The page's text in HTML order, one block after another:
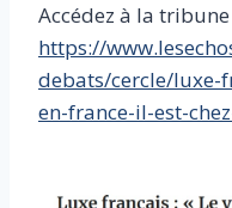
Accédez à la
https://
debats/cercle/luxe-
en-france-il-est-